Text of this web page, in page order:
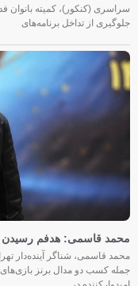
سراسری (کنکور)، کمیته بانوان
جلوگیری از تداخل برنامه‌های
محمد قاسمی: هدفم رسیدن به فینال ۴۰۰ متر بازی‌های
محمد قاسمی، شناگر آینده‌دار
جمله کسب دو مدال برنز